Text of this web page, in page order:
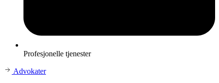
Profesjonelle tjenester
Advokater